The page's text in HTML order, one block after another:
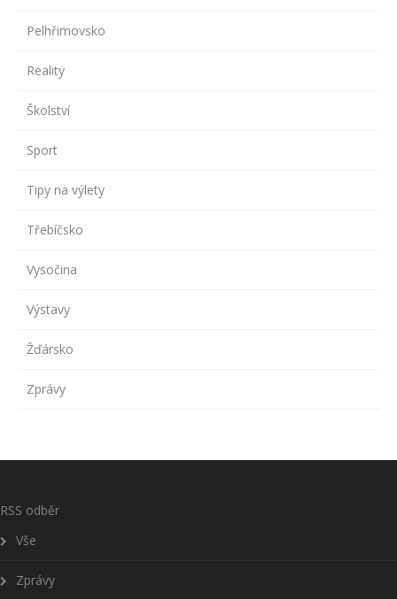
Pelhřimovsko
Reality
Školství
Sport
Tipy na výlety
Třebíčsko
Vysočina
Výstavy
Žďársko
Zprávy
RSS odběr
Vše
Zprávy